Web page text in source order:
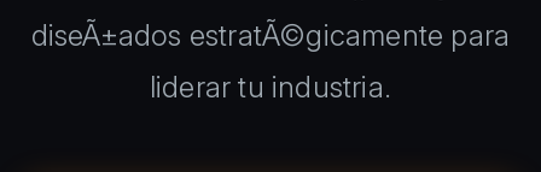
diseÃ±ados estratÃ©gicamente para
liderar tu industria.